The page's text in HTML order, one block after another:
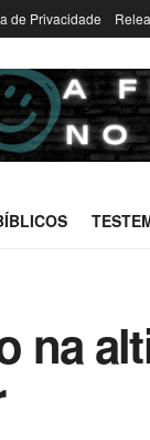
de Privacidade
na